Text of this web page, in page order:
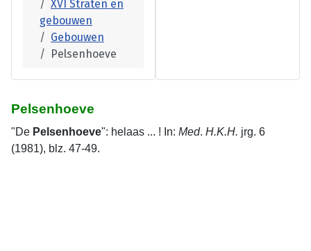
XVI Straten en
gebouwen
Gebouwen
Pelsenhoeve
Pelsenhoeve
"De Pelsenhoeve": helaas ... ! In: Med. H.K.H. jrg. 6
(1981), blz. 47-49.